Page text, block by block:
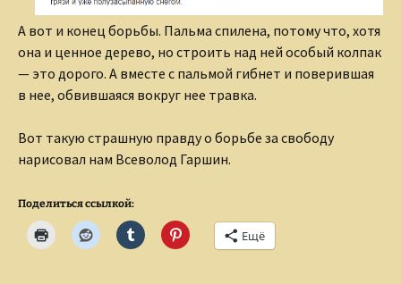
А вот и конец борьбы. Пальма спилена, потому что, хотя
она и ценное дерево, но строить над ней особый колпак
— это дорого. А вместе с пальмой гибнет и поверившая
в нее, обвившаяся вокруг нее травка.
Вот такую страшную правду о борьбе за свободу
нарисовал нам Всеволод Гаршин.
Поделиться ссылкой:
Ещё